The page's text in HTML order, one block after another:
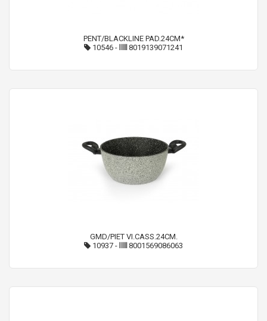
PENT/BLACKLINE PAD.24CM*
10546 - 8019139071241
GMD/PIET VI.CASS.24CM.
10937 - 8001569086063